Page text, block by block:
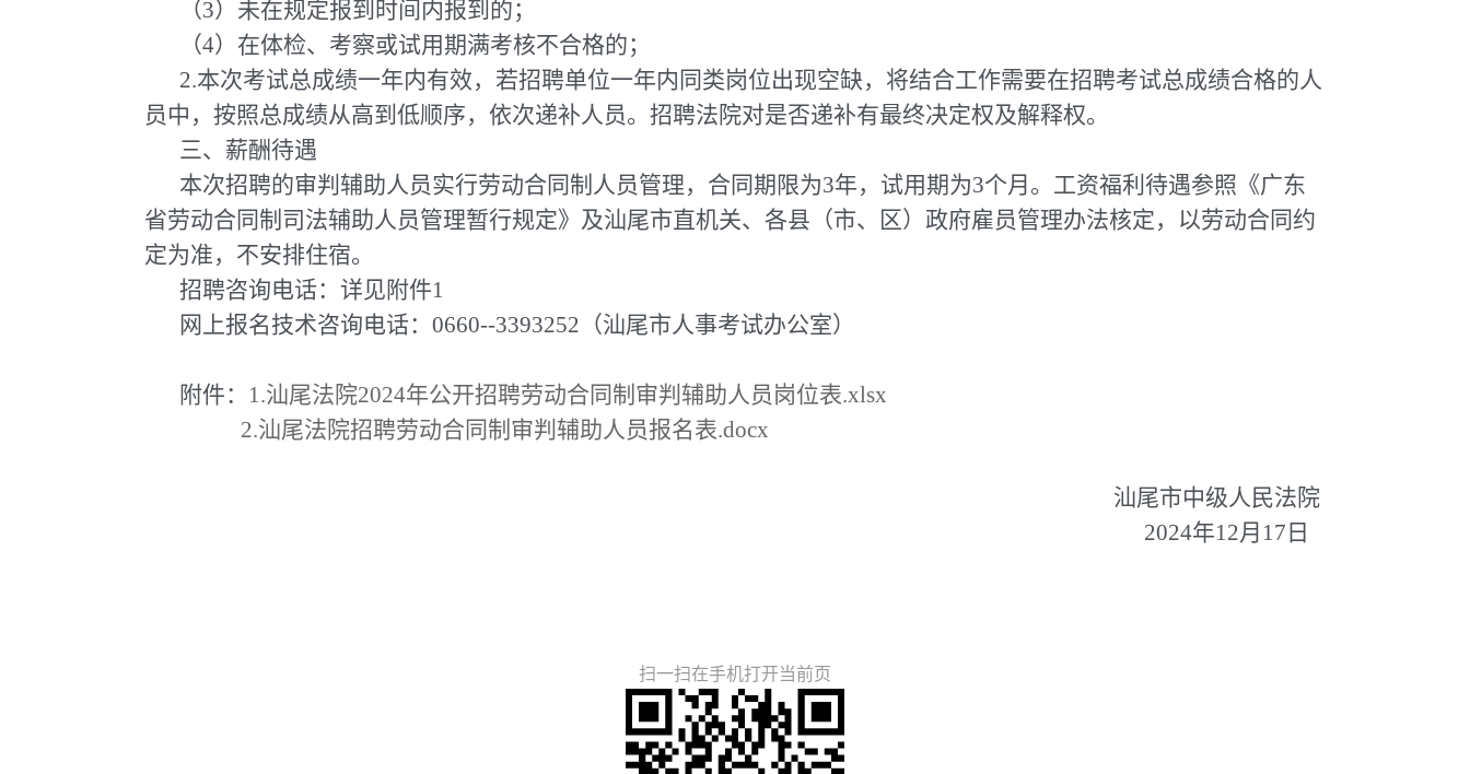
（3）未在规定报到时间内报到的；
（4）在体检、考察或试用期满考核不合格的；
2.本次考试总成绩一年内有效，若招聘单位一年内同类岗位出现空缺，将结合工作需要在招聘考试总成绩合格的人
员中，按照总成绩从高到低顺序，依次递补人员。招聘法院对是否递补有最终决定权及解释权。
三、薪酬待遇
本次招聘的审判辅助人员实行劳动合同制人员管理，合同期限为3年，试用期为3个月。工资福利待遇参照《广东
省劳动合同制司法辅助人员管理暂行规定》及汕尾市直机关、各县（市、区）政府雇员管理办法核定，以劳动合同约
定为准，不安排住宿。
招聘咨询电话：详见附件1
网上报名技术咨询电话：0660--3393252（汕尾市人事考试办公室）
附件： 1.汕尾法院2024年公开招聘劳动合同制审判辅助人员岗位表.xlsx
2.汕尾法院招聘劳动合同制审判辅助人员报名表.docx
汕尾市中级人民法院
2024年12月17日
扫一扫在手机打开当前页